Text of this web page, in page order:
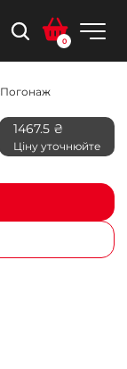
0
Погонаж
1467.5 ₴
Ціну уточнюйте